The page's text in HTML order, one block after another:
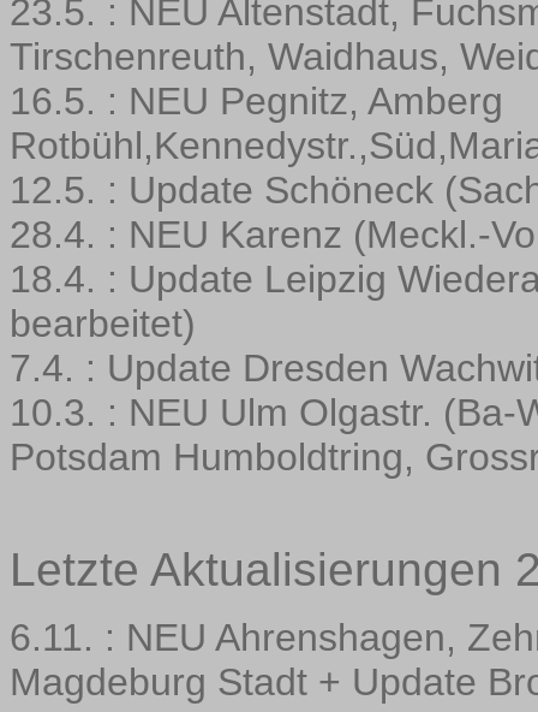
23.5. : NEU Altenstadt,
Tirschenreuth, Waidhaus,
16.5. : NEU Pegnitz, Amberg
12.5. : Update Schöneck
28.4. : NEU Karenz (Meckl.-
18.4. : Update Leipzig
bearbeitet)
7.4. : Update Dresden
10.3. : NEU Ulm Olgastr.
Potsdam Humboldtring,
Letzte Aktualisierungen
6.11. : NEU Ahrenshagen,
Magdeburg Stadt + Update